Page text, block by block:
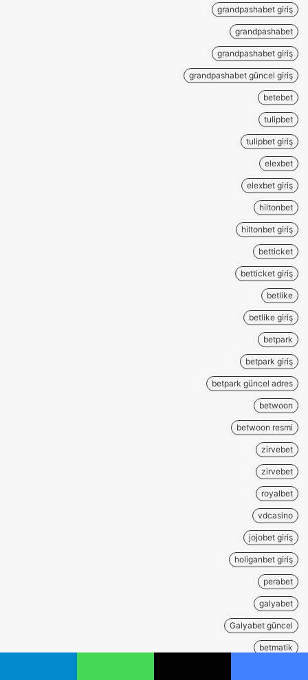
grandpashabet giriş
grandpashabet
grandpashabet giriş
grandpashabet güncel giriş
betebet
tulipbet
tulipbet giriş
elexbet
elexbet giriş
hiltonbet
hiltonbet giriş
betticket
betticket giriş
betlike
betlike giriş
betpark
betpark giriş
betpark güncel adres
betwoon
betwoon resmi
zirvebet
zirvebet
royalbet
vdcasino
jojobet giriş
holiganbet giriş
perabet
galyabet
Galyabet güncel
betmatik